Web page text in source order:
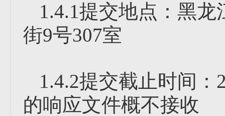
1.4.1提交地点：黑
街9号307室
1.4.2提交截止时间：
的响应文件概不接收